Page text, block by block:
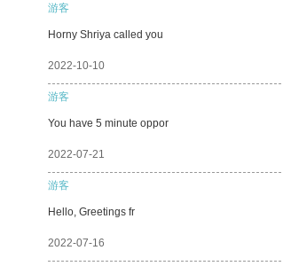
游客
Horny Shriya called you
2022-10-10
游客
You have 5 minute oppor
2022-07-21
游客
Hello, Greetings fr
2022-07-16